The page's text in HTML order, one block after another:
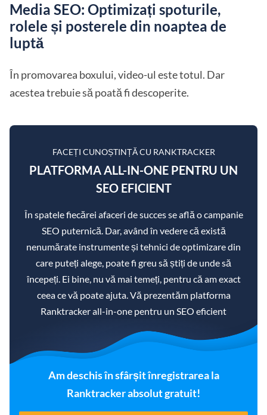
Media SEO: Optimizați spoturile,
rolele și posterele din noaptea de
luptă
În promovarea boxului, video-ul este totul. Dar
acestea trebuie să poată fi descoperite.
FACEȚI CUNOȘTINȚĂ CU RANKTRACKER
PLATFORMA ALL-IN-ONE PENTRU UN
SEO EFICIENT
În spatele fiecărei afaceri de succes se află o campanie
SEO puternică. Dar, având în vedere că există
nenumărate instrumente și tehnici de optimizare din
care puteți alege, poate fi greu să știți de unde să
începeți. Ei bine, nu vă mai temeți, pentru că am exact
ceea ce vă poate ajuta. Vă prezentăm platforma
Ranktracker all-in-one pentru un SEO eficient
Am deschis în sfârșit înregistrarea la
Ranktracker absolut gratuit!